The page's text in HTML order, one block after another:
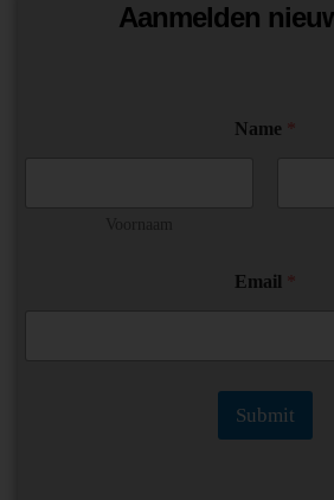
Aanmelden
Name
m
m
e
Email
Submit